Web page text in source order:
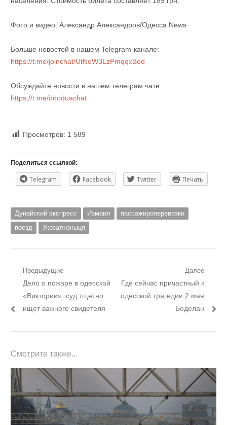
Фото и видео: Александр Александров/Одесса News
Больше новостей в нашем Telegram-канале:
https://t.me/joinchat/UtNeW3LzPmqqxBod
Обсуждайте новости в нашем телеграм чате:
https://t.me/onoduachat
Просмотров: 1 589
Поделиться ссылкой:
Telegram Facebook Twitter Печать
Дунайский экспресс Измаил
пассажироперевозки
поезд
Укрзализныця
Навигация
по
записям
Предыдущие
Предыдущий
пост:
Дело о пожаре в одесской
«Виктории»: суд тщетно
ищет важного свидетеля
Далее
Следующий
пост:
Где сейчас причастный к
одесской трагедии 2 мая
Боделан
Смотрите также...